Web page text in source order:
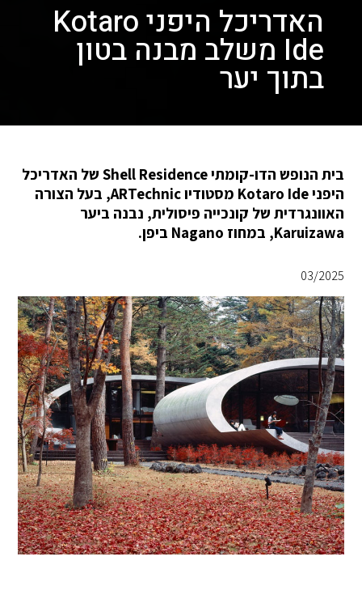
האדריכל היפני Kotaro
Ide משלב מבנה בטון
בתוך יער
בית הנופש הדו-קומתי Shell Residence של האדריכל
היפני Kotaro Ide מסטודיו ARTechnic, בעל הצורה
האוונגרדית של קונכייה פיסולית, נבנה ביער
Karuizawa, במחוז Nagano ביפן.
03/2025